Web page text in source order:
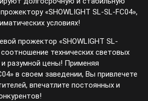
«SHOWLIGHT SL-SL-FC04»,
условиях!
прожектор «SHOWLIGHT SL-
технических световых
разумной цены! Применяя
в своем заведении, Вы привлечете
впечатлите постоянных и